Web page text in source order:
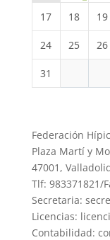
17 18 19
24 25 26
31
Federación
Plaza Martí y
47001,
Tlf: 983371821/
Secretaria:
Licencias:
Contabilidad: